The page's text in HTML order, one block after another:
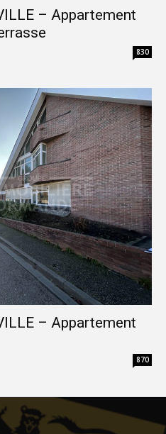
– Appartement
830
– Appartement
870